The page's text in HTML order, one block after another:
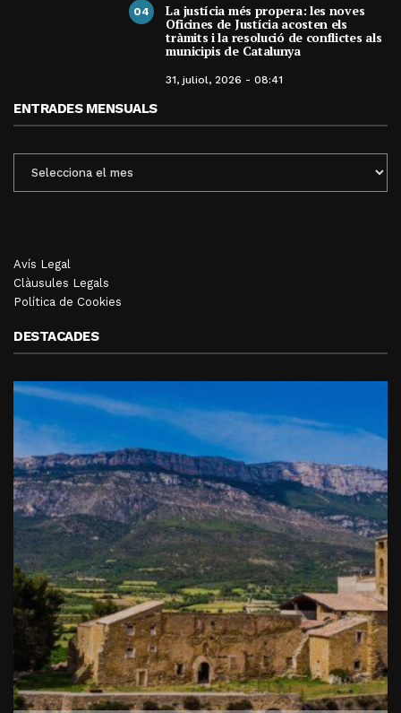
04 La justícia més propera: les noves
Oficines de Justícia acosten els
tràmits i la resolució de conflictes als
municipis de Catalunya
31, juliol, 2026 - 08:41
ENTRADES MENSUALS
MENSUALS
Avís Legal
Clàusules Legals
Política de Cookies
DESTACADES